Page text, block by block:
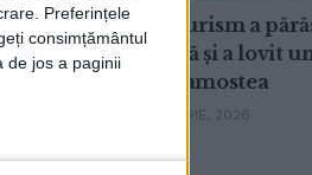
Preferințele
consimțământul
de jos a paginii
Un autoturism a
carosabilă și a lovit
pod, la Zamostea
15 FEBRUARIE, 2026